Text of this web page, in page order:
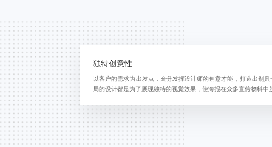
独特创意性
以客户的需求为出发点，充分发挥设计师的创意才能，打造出别
局的设计都是为了展现独特的视觉效果，使海报在众多宣传物料中